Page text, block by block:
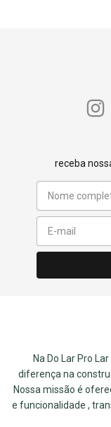
receba
Na Do Lar Pro
diferença na
Nossa missão é
e funcionalidade ,